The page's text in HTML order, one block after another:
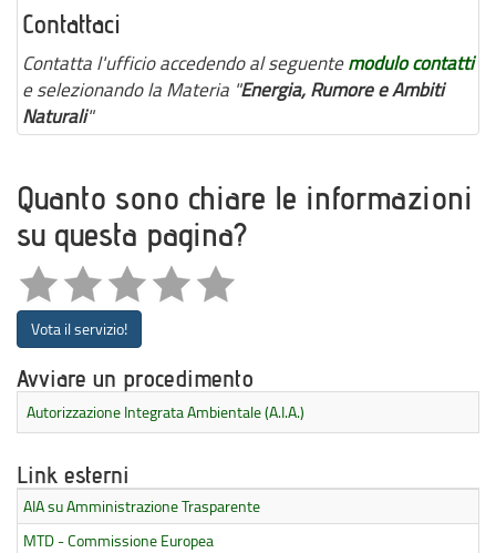
Contattaci
Contatta l'ufficio accedendo al seguentemodulo contatti
e selezionando la Materia "Energia, Rumore e Ambiti
Naturali"
Quanto sono chiare le informazioni
su questa pagina?
Vota il servizio!
Avviare un procedimento
Autorizzazione Integrata Ambientale (A.I.A.)
Link esterni
AIA su Amministrazione Trasparente
MTD - Commissione Europea